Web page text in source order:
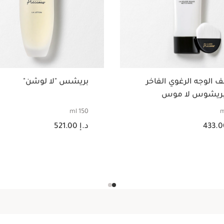
الوجه الرغوي الفاخر
لا موس
433.00
بريشس "لا لوشن"
150 ml
السعر الحالي هو د.إ 521.00
د.إ 521.00